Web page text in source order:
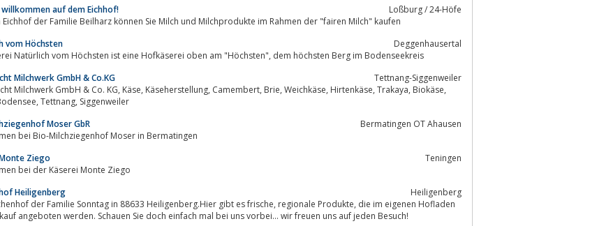
auf dem Eichhof!
Loßburg / 24-Höfe
der Familie Beilharz können Sie Milch und Milchprodukte im Rahmen der "fairen Milch" kaufen
vom Höchsten
Deggenhausertal
Die Käserei Natürlich vom Höchsten ist eine Hofkäserei oben am "Höchsten", dem höchsten Berg im Bodenseekreis
Milchwerk GmbH & Co.KG
Tettnang-Siggenweiler
& Co. KG, Käse, Käseherstellung, Camembert, Brie, Weichkäse, Hirtenkäse, Trakaya, Biokäse,
Allgäu, Bodensee, Tettnang, Siggenweiler
Moser GbR
Bermatingen OT Ahausen
bei Bio-Milchziegenhof Moser in Bermatingen
Ziego
Teningen
bei der Käserei Monte Ziego
Heiligenberg
Heiligenberg
der Familie Sonntag in 88633 Heiligenberg.Hier gibt es frische, regionale Produkte, die im eigenen Hofladen
angeboten werden. Schauen Sie doch einfach mal bei uns vorbei... wir freuen uns auf jeden Besuch!